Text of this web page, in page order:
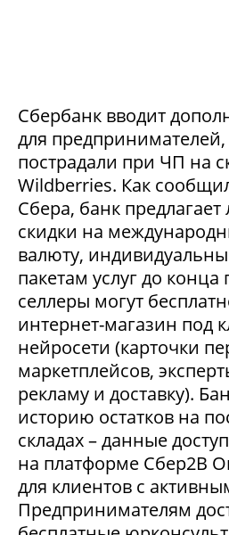
Сбербанк вводит
для
пострадали при ЧП на
Wildberries. Как
Сбера, банк
скидки на
валюту,
пакетам услуг до конца
селлеры могут
интернет-магазин
нейросети (карточки
маркетплейсов,
рекламу и доставку).
историю остатков на
складах – данные
на платформе Сбер2В
для клиентов с
Предпринимателям